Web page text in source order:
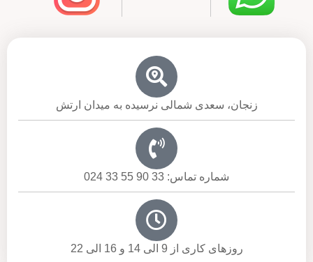
زنجان، سعدی شمالی نرسیده به میدان ارتش
شماره تماس: 33 90 55 33 024
روزهای کاری از 9 الی 14 و 16 الی 22